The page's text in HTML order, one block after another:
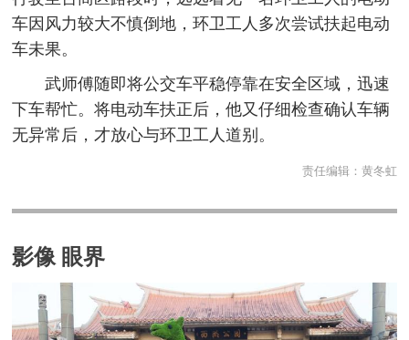
车因风力较大不慎倒地，环卫工人多次尝试扶起电动
车未果。
武师傅随即将公交车平稳停靠在安全区域，迅速
下车帮忙。将电动车扶正后，他又仔细检查确认车辆
无异常后，才放心与环卫工人道别。
责任编辑： 黄冬虹
影像 眼界